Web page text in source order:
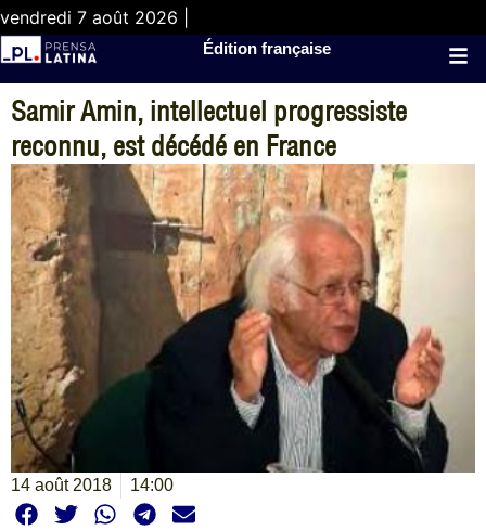
vendredi 7 août 2026 |
Édition française
Samir Amin, intellectuel progressiste
reconnu, est décédé en France
14 août 2018 14:00